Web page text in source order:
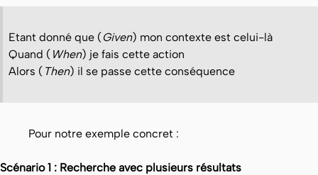
Etant donné que (Given) mon contexte est celui-là
Quand ( When) je fais cette action
Alors ( Then) il se passe cette conséquence
Pour notre exemple concret :
Scénario 1 : Recherche avec plusieurs résultats